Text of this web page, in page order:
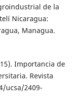
de la
Nicaragua:
Managua.
Importancia de
Revista
ucsa/2409-